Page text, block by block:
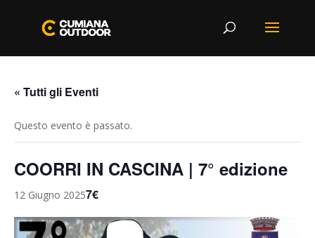
« Tutti gli Eventi
Questo evento è passato.
COORRI IN CASCINA | 7° edizione
12 Giugno 20257€